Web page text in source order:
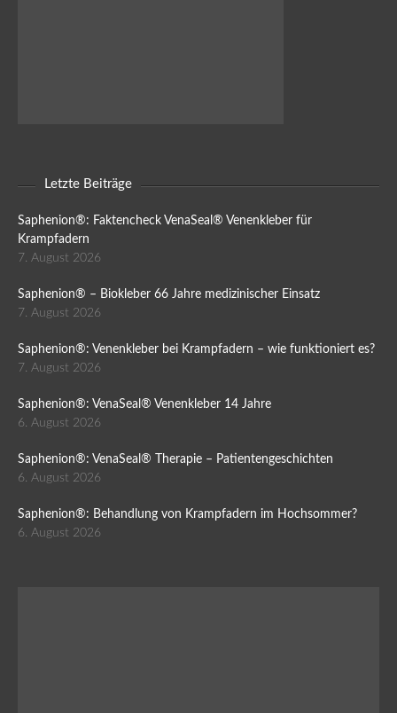
Letzte Beiträge
Saphenion®: Faktencheck VenaSeal® Venenkleber für
Krampfadern
7. August 2026
Saphenion® – Biokleber 66 Jahre medizinischer Einsatz
7. August 2026
Saphenion®: Venenkleber bei Krampfadern – wie funktioniert es?
7. August 2026
Saphenion®: VenaSeal® Venenkleber 14 Jahre
6. August 2026
Saphenion®: VenaSeal® Therapie – Patientengeschichten
6. August 2026
Saphenion®: Behandlung von Krampfadern im Hochsommer?
6. August 2026